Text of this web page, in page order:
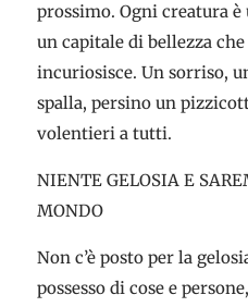
prossimo. Ogni creatura
un capitale di bellezza
incuriosisce. Un sorriso,
spalla, persino un
volentieri a tutti.
NIENTE GELOSIA E
MONDO
Non c’è posto per la
possesso di cose e